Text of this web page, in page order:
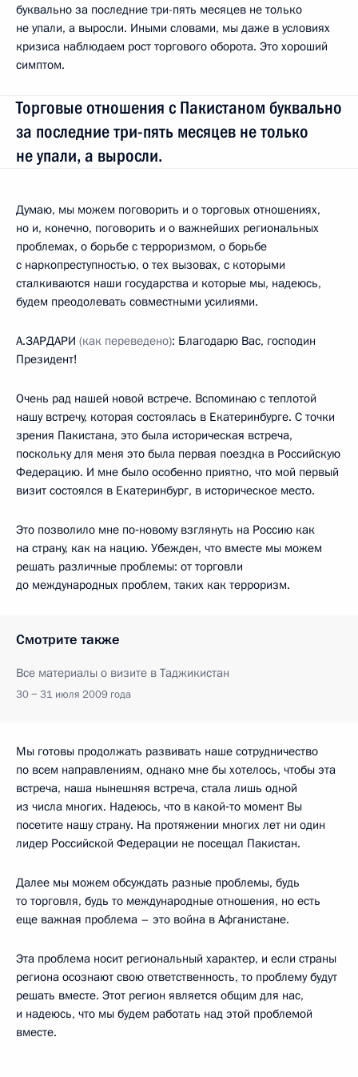
буквально за последние три-пять месяцев не только
не упали, а выросли. Иными словами, мы даже в условиях
кризиса наблюдаем рост торгового оборота. Это хороший
симптом.
Торговые отношения с Пакистаном буквально
за последние три-пять месяцев не только
не упали, а выросли.
Думаю, мы можем поговорить и о торговых отношениях,
но и, конечно, поговорить и о важнейших региональных
проблемах, о борьбе с терроризмом, о борьбе
с наркопреступностью, о тех вызовах, с которыми
сталкиваются наши государства и которые мы, надеюсь,
будем преодолевать совместными усилиями.
А.ЗАРДАРИ (как переведено): Благодарю Вас, господин
Президент!
Очень рад нашей новой встрече. Вспоминаю с теплотой
нашу встречу, которая состоялась в Екатеринбурге. С точки
зрения Пакистана, это была историческая встреча,
поскольку для меня это была первая поездка в Российскую
Федерацию. И мне было особенно приятно, что мой первый
визит состоялся в Екатеринбург, в историческое место.
Это позволило мне по‑новому взглянуть на Россию как
на страну, как на нацию. Убежден, что вместе мы можем
решать различные проблемы: от торговли
до международных проблем, таких как терроризм.
Смотрите также
Все материалы о визите в Таджикистан
30 − 31 июля 2009 года
Мы готовы продолжать развивать наше сотрудничество
по всем направлениям, однако мне бы хотелось, чтобы эта
встреча, наша нынешняя встреча, стала лишь одной
из числа многих. Надеюсь, что в какой‑то момент Вы
посетите нашу страну. На протяжении многих лет ни один
лидер Российской Федерации не посещал Пакистан.
Далее мы можем обсуждать разные проблемы, будь
то торговля, будь то международные отношения, но есть
еще важная проблема – это война в Афганистане.
Эта проблема носит региональный характер, и если страны
региона осознают свою ответственность, то проблему будут
решать вместе. Этот регион является общим для нас,
и надеюсь, что мы будем работать над этой проблемой
вместе.